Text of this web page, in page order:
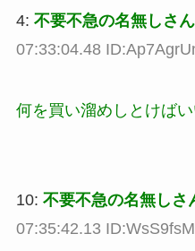
4: 不要不急の名無しさん
07:33:04.48
何を買い溜めしとけばい
10: 不要不急の名無しさ
07:35:42.13